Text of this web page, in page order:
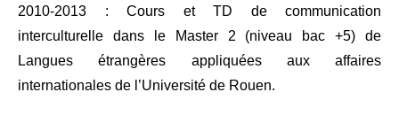
2010-2013 : Cours et TD de communication
interculturelle dans le Master 2 (niveau bac +5) de
Langues étrangères appliquées aux affaires
internationales de l’Université de Rouen.